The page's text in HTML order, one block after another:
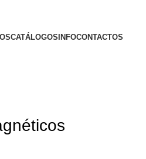
CATÁLOGOS INFOCONTACTOS